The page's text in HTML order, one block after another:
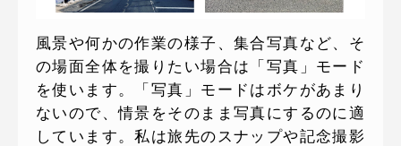
風景や何かの作業の様子、集合写真など、そ
の場面全体を撮りたい場合は「写真」モード
を使います。「写真」モードはボケがあまり
ないので、情景をそのまま写真にするのに適
しています。私は旅先のスナップや記念撮影